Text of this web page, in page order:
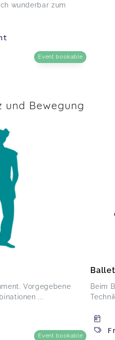
wunderbar zum
Event bookable
und Bewegung
Vorgegebene
...
Event bookable
Beim